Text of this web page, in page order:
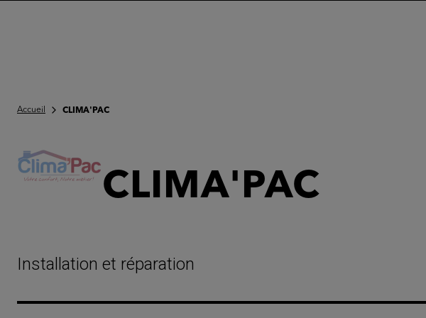
Accueil CLIMA'PAC
CLIMA'PAC
Installation et réparation